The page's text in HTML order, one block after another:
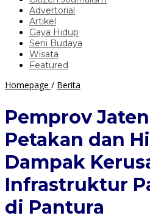
Advertorial
Artikel
Gaya Hidup
Seni Budaya
Wisata
Featured
Homepage / Berita
Mulai
Petakan
Hitung
Dampak
Kerusakan
Infrastruktur
Pascabanjir
Pantura
Pemprov
Petakan dan
Dampak
Infrastruktur
di Pantura